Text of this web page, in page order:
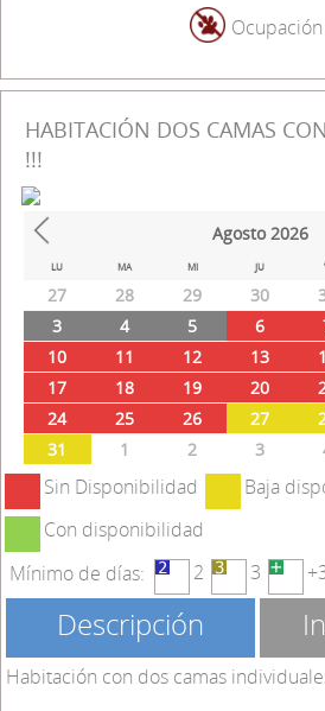
HABITACIÓN DOS CAMAS
!!!
Prev
Agosto 2026
LU MA MI JU
27 28 29 30
3
4 5 6
10
11 12 13
17
18 19 20
24
25 26 27
31
1 2 3
Sin Disponibilidad
Baja
Con disponibilidad
Mínimo de días:
2 3
Descripción
Habitación con dos camas